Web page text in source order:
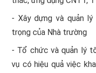
- Xây dựng và quản
trọng của Nhà trường
- Tổ chức và quản lý
vụ có hiệu quả việc